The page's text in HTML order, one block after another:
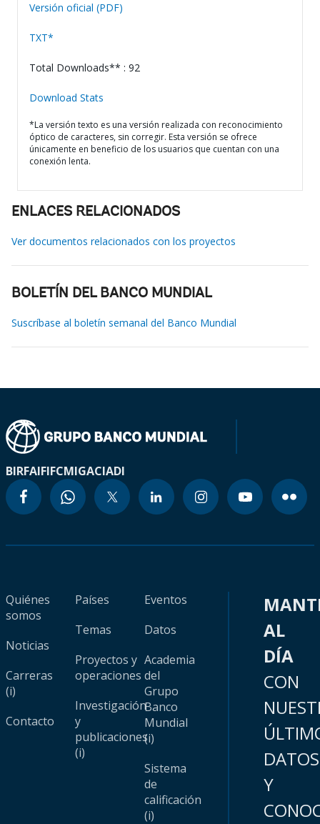
Versión oficial (PDF)
TXT*
Total Downloads** : 92
Download Stats
*La versión texto es una versión realizada con reconocimiento
óptico de caracteres, sin corregir. Esta versión se ofrece
únicamente en beneficio de los usuarios que cuentan con una
conexión lenta.
ENLACES RELACIONADOS
Ver documentos relacionados con los proyectos
BOLETÍN DEL BANCO MUNDIAL
Suscríbase al boletín semanal del Banco Mundial
BIRFAIFIFCMIGACIADI
Quiénes
somos
Noticias
Carreras
(i)
Contacto
Países
Temas
Proyectos y
operaciones
Investigación
y
publicaciones
(i)
Eventos
Datos
Academia
del
Grupo
Banco
Mundial
(i)
Sistema
de
calificación
(i)
AL
DÍA
CON
DATOS
Y